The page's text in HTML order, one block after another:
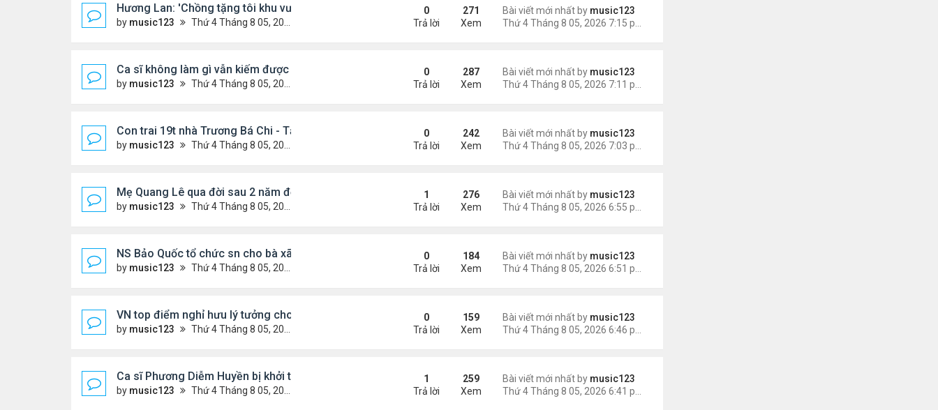
Hương Lan: 'Chồng tặng tôi khu vườn tình yêu'
by music123 Thứ 4 Tháng 8 05, 2026 7:15 pm
Bài viết mới nhất by music123
0
Trả lời
271
Xem
Ca sĩ không làm gì vẫn kiếm được 400 triệu đồng/tháng
by music123 Thứ 4 Tháng 8 05, 2026 7:11 pm
Bài viết mới nhất by music123
0
Trả lời
287
Xem
Con trai 19t nhà Trương Bá Chi - Tạ Đình Phong
by music123 Thứ 4 Tháng 8 05, 2026 7:03 pm
Bài viết mới nhất by music123
0
Trả lời
242
Xem
Mẹ Quang Lê qua đời sau 2 năm đột quỵ.
by music123 Thứ 4 Tháng 8 05, 2026 6:53 pm
Bài viết mới nhất by music123
1
Trả lời
276
Xem
NS Bảo Quốc tổ chức sn cho bà xã
by music123 Thứ 4 Tháng 8 05, 2026 6:51 pm
Bài viết mới nhất by music123
0
Trả lời
184
Xem
VN top điểm nghỉ hưu lý tưởng cho người Mỹ
by music123 Thứ 4 Tháng 8 05, 2026 6:46 pm
Bài viết mới nhất by music123
0
Trả lời
159
Xem
Ca sĩ Phương Diễm Huyền bị khởi tố
by music123 Thứ 4 Tháng 8 05, 2026 6:38 pm
Bài viết mới nhất by music123
1
Trả lời
259
Xem